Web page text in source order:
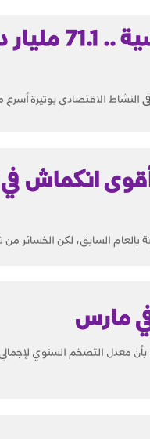
العجز التجاري الأمريكي
النشاط الاقتصادي بوتيرة
انكماش في
معدل التضخم السنوي لإجمالي